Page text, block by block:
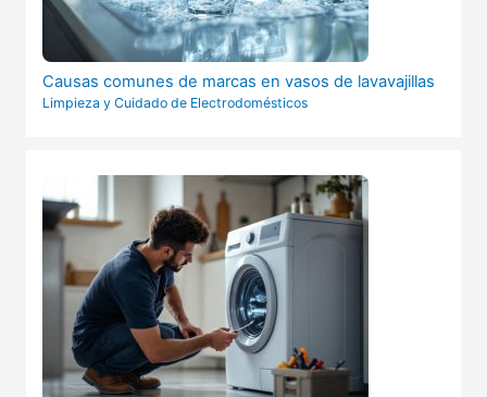
Causas comunes de marcas en vasos de lavavajillas
Limpieza y Cuidado de Electrodomésticos